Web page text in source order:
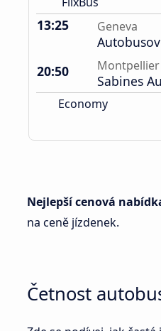
13:25 Geneva
20:50
Montpellier
Sabines
Economy
Nejlepší cenová
na ceně jízdenek.
Četnost